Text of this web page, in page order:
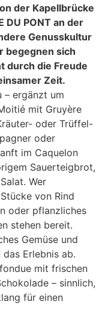
der Kapellbrücke
DU PONT an der
Genusskultur
begegnen sich
durch die Freude
Zeit.
– ergänzt um
mit Gruyère
oder Trüffel-
oder
im Caquelon
Sauerteigbrot,
Wer
von Rind
oder pflanzliches
stehen bereit.
Gemüse und
Erlebnis ab.
mit frischen
– sinnlich,
für einen